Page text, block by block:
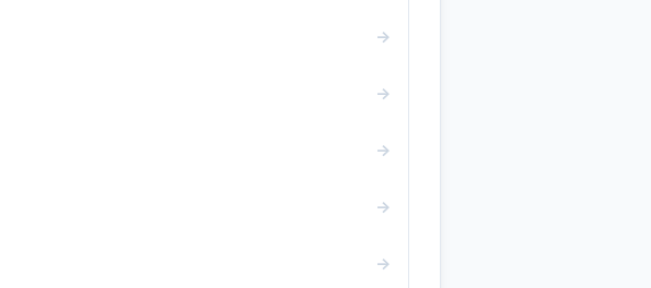
→
→
→
→
→